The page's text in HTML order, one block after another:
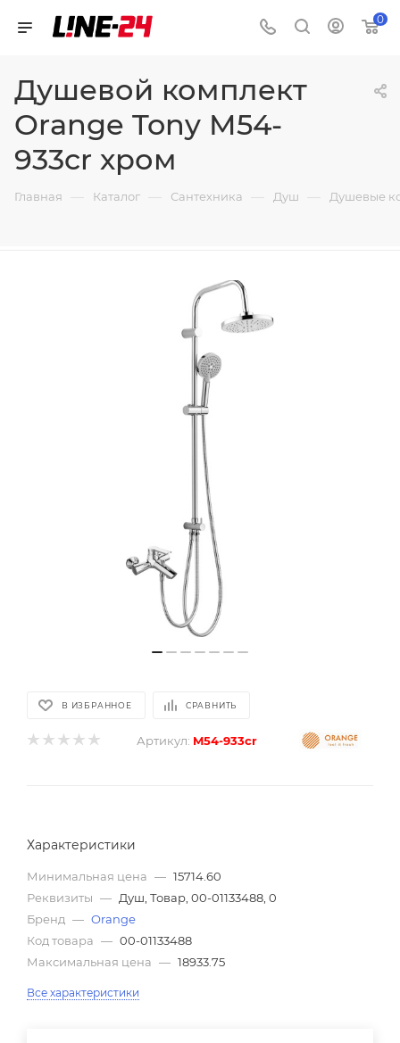
0
Душевой комплект
Orange Tony M54-
933cr хром
Главная — Каталог — Сантехника — Душ — Душевые
В ИЗБРАННОЕ СРАВНИТЬ
Артикул: M54-933cr
Характеристики
Минимальная цена — 15714.60
Реквизиты — Душ, Товар, 00-01133488, 0
Бренд — Orange
Код товара — 00-01133488
Максимальная цена — 18933.75
Все характеристики